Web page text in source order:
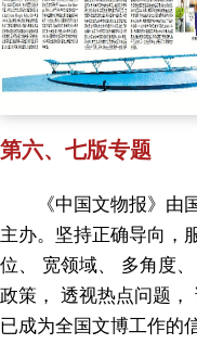
第六、七版专题
《中国文物报》由国
主办。坚持正确导向，
位、 宽领域、 多角度
政策， 透视热点问题，
已成为全国文博工作的